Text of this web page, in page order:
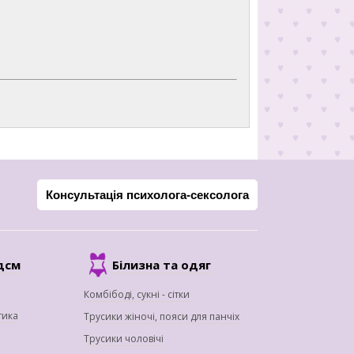
Консультація психолога-сексолога
Білизна та одяг
Комбібоді, сукні - сітки
Трусики жіночі, пояси для панчіх
Трусики чоловічі